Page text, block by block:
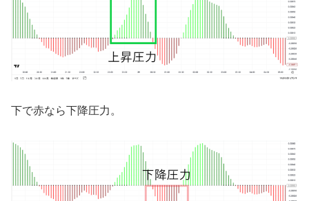
下で赤なら下降圧力。